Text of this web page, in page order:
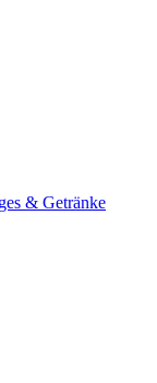
& Getränke